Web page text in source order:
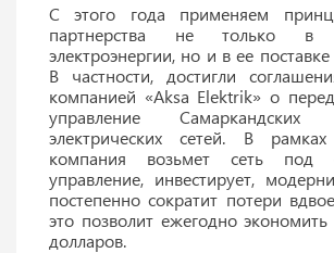
С этого года применяем
партнерства не только в
электроэнергии, но и в ее
В частности, достигли
компанией «Aksa Еlektrik» о
управление Самаркандских
электрических сетей. В
компания возьмет сеть под
управление, инвестирует,
постепенно сократит потери
это позволит ежегодно
долларов.